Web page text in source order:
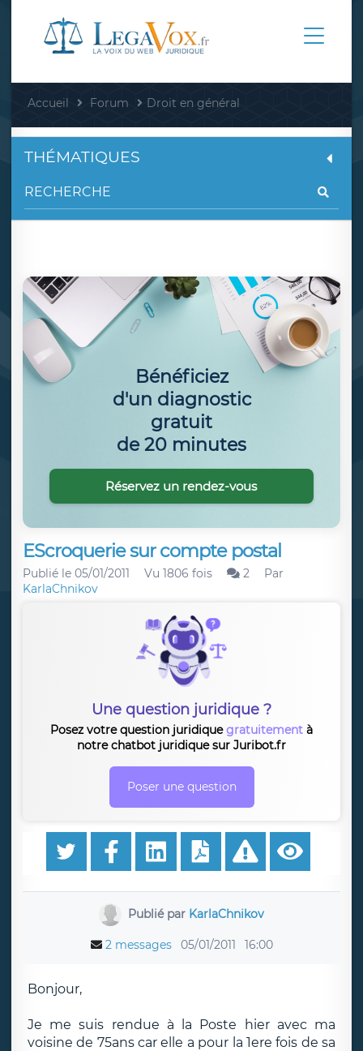
Accueil Forum Droit en général
EScroquerie sur compte postal
Publié le 05/01/2011 Vu 1806 fois 2
Par
KarlaChnikov
Une question juridique ?
Posez votre question juridiquegratuitement à
notre chatbot juridique sur Juribot.fr
Poser une question
Publié par KarlaChnikov
2 messages 05/01/2011 16:00
Bonjour,
Je me suis rendue à la Poste hier avec ma
voisine de 75ans car elle a pour la 1ere fois de sa
THÉMATIQUES
Bénéficiez
d'un diagnostic
gratuit
de 20 minutes
Réservez un rendez-vous